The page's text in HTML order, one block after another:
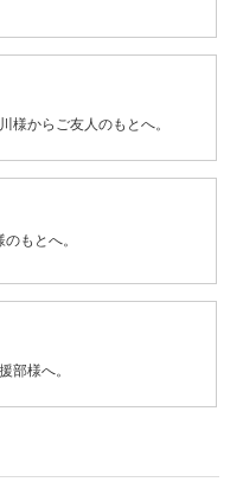
様からご友人のもとへ。
もとへ。
部様へ。